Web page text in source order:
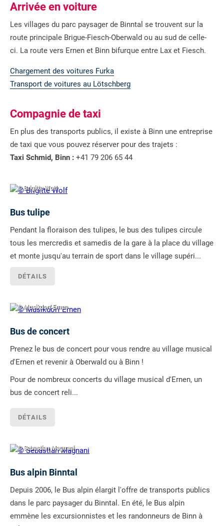
Arrivée en voiture
Les villages du parc paysager de Binntal se trouvent sur la
route principale Brigue-Fiesch-Oberwald ou au sud de celle-
ci. La route vers Ernen et Binn bifurque entre Lax et Fiesch.
Chargement des voitures Furka
Transport de voitures au Lötschberg
Compagnie de taxi
En plus des transports publics, il existe à Binn une entreprise
de taxi que vous pouvez réserver pour des trajets :
Taxi Schmid, Binn : +41 79 206 65 44
© Brigitte Wolf
Bus tulipe
Pendant la floraison des tulipes, le bus des tulipes circule
tous les mercredis et samedis de la gare à la place du village
et monte jusqu'au terrain de sport dans le village supéri...
DÉTAILS
© Musikdorf Ernen
Bus de concert
Prenez le bus de concert pour vous rendre au village musical
d'Ernen et revenir à Oberwald ou à Binn !
Pour de nombreux concerts du village musical d'Ernen, un
bus de concert reli...
DÉTAILS
© Sebastian Magnani
Bus alpin Binntal
Depuis 2006, le Bus alpin élargit l'offre de transports publics
dans le parc paysager du Binntal. En été, le Bus alpin
emmène les excursionnistes et les randonneurs de Binn à